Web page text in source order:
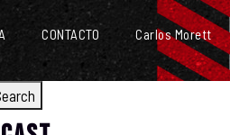
CONTACTO Carlos Morett